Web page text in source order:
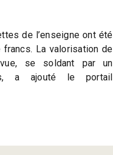
de l’enseigne ont été
La valorisation de
se soldant par un
a ajouté le portail